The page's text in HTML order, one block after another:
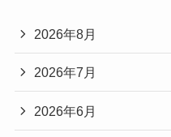
2026年8月
2026年7月
2026年6月